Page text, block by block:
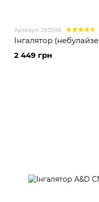
Артикул: 260046
Інгалятор
2 449 грн